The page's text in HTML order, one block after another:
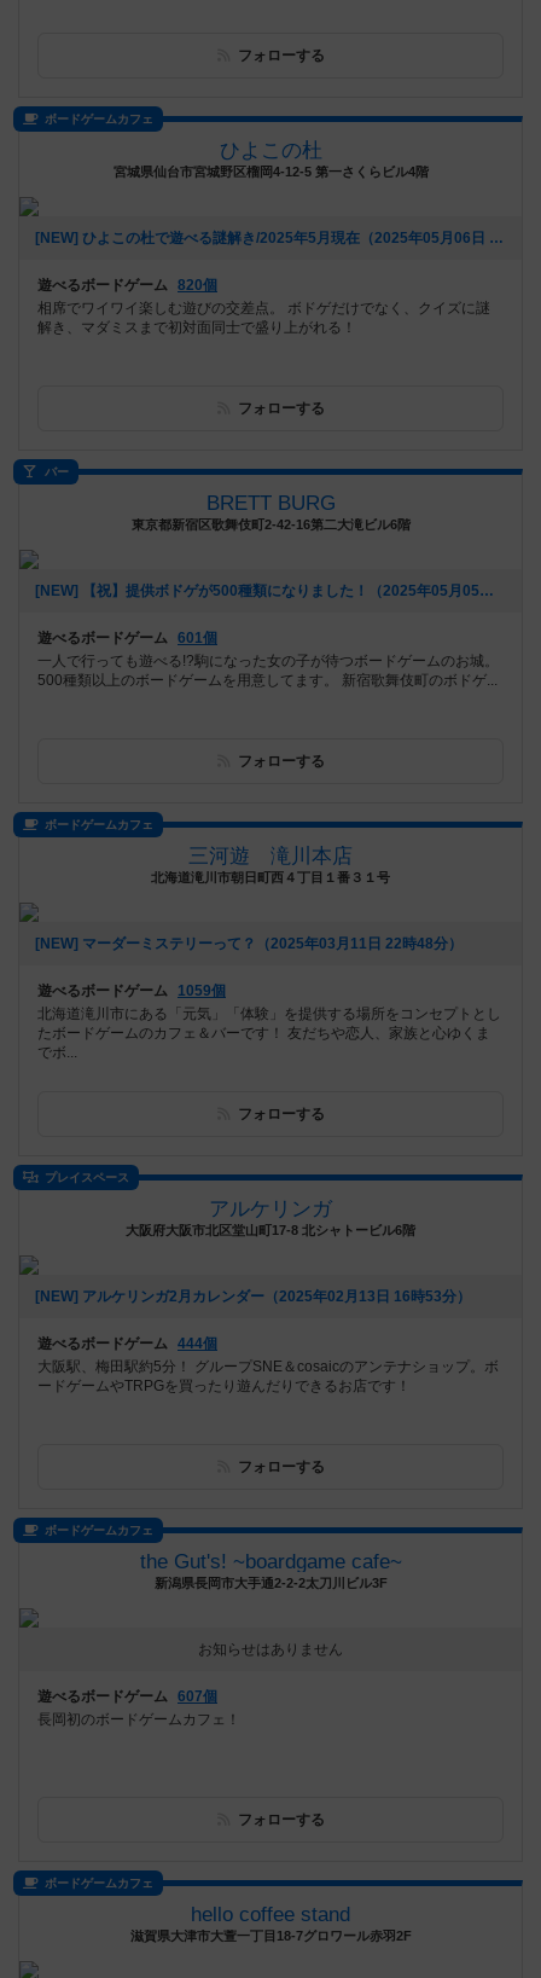
フォローする
ボードゲームカフェ
ひよこの杜
宮城県仙台市宮城野区榴岡4-12-5 第一さくらビル4階
[NEW] ひよこの杜で遊べる謎解き/2025年5月現在（2025年05月06日 14時03分）
遊べるボードゲーム 820個
相席でワイワイ楽しむ遊びの交差点。 ボドゲだけでなく、クイズに謎
解き、マダミスまで初対面同士で盛り上がれる！
フォローする
バー
BRETT BURG
東京都新宿区歌舞伎町2-42-16第二大滝ビル6階
[NEW] 【祝】提供ボドゲが500種類になりました！（2025年05月05日 18時08分）
遊べるボードゲーム 601個
一人で行っても遊べる!?駒になった女の子が待つボードゲームのお城。
500種類以上のボードゲームを用意してます。 新宿歌舞伎町のボドゲ...
フォローする
ボードゲームカフェ
三河遊 滝川本店
北海道滝川市朝日町西４丁目１番３１号
[NEW] マーダーミステリーって？（2025年03月11日 22時48分）
遊べるボードゲーム
1059個
北海道滝川市にある「元気」「体験」を提供する場所をコンセプトとし
たボードゲームのカフェ＆バーです！ 友だちや恋人、家族と心ゆくま
でボ...
フォローする
プレイスペース
アルケリンガ
大阪府大阪市北区堂山町17-8 北シャトービル6階
[NEW] アルケリンガ2月カレンダー（2025年02月13日 16時53分）
遊べるボードゲーム 444個
大阪駅、梅田駅約5分！ グループSNE＆cosaicのアンテナショップ。ボ
ードゲームやTRPGを買ったり遊んだりできるお店です！
フォローする
ボードゲームカフェ
the Gut's! ~boardgame cafe~
新潟県長岡市大手通2-2-2太刀川ビル3F
お知らせはありません
遊べるボードゲーム 607個
長岡初のボードゲームカフェ！
フォローする
ボードゲームカフェ
hello coffee stand
滋賀県大津市大萱一丁目18-7グロワール赤羽2F